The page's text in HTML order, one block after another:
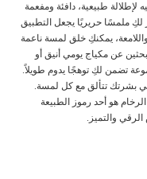
طبيعية، دافئة ومفعمة
لكِ ملمسًا حريريًا يجعل التطبيق
يمكنكِ خلق لمسة ناعمة
عن مكياج يومي أنيق أو
تضمن لكِ توهجًا يدوم طويلاً.
بشرتك تتألق مع كل لمسة.
هو أحد رموز الطبيعة
الرقي والتميز.